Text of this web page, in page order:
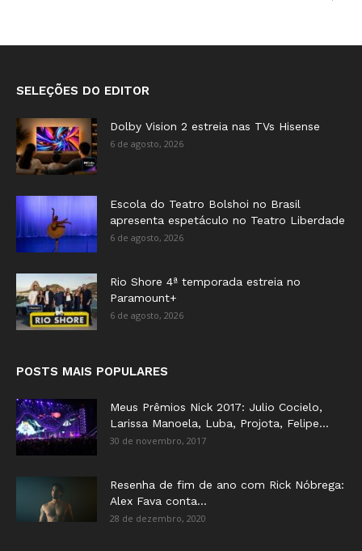
SELEÇÕES DO EDITOR
Dolby Vision 2 estreia nas TVs Hisense
6 de agosto, 2026
Escola do Teatro Bolshoi no Brasil
apresenta espetáculo no Teatro Liberdade
6 de agosto, 2026
Rio Shore 4ª temporada estreia no
Paramount+
6 de agosto, 2026
POSTS MAIS POPULARES
Meus Prêmios Nick 2017: Julio Cocielo,
Larissa Manoela, Luba, Projota, Felipe...
30 de novembro, 2017
Resenha de fim de ano com Rick Nóbrega:
Alex Fava conta...
28 de dezembro, 2020